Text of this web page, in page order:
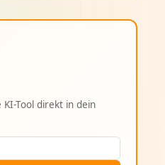
KI-Tool direkt in dein